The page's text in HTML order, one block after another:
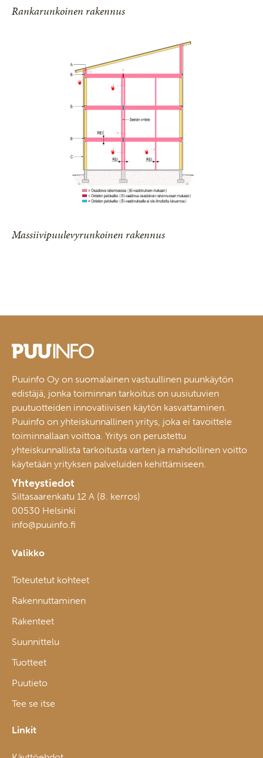
Rankarunkoinen rakennus
Massiivipuulevyrunkoinen rakennus
Puuinfo Oy on suomalainen vastuullinen puunkäytön
edistäjä, jonka toiminnan tarkoitus on uusiutuvien
puutuotteiden innovatiivisen käytön kasvattaminen.
Puuinfo on yhteiskunnallinen yritys, joka ei tavoittele
toiminnallaan voittoa. Yritys on perustettu
yhteiskunnallista tarkoitusta varten ja mahdollinen voitto
käytetään yrityksen palveluiden kehittämiseen.
Yhteystiedot
Siltasaarenkatu 12 A (8. kerros)
00530 Helsinki
info@puuinfo.fi
Valikko
Toteutetut kohteet
Rakennuttaminen
Rakenteet
Suunnittelu
Tuotteet
Puutieto
Tee se itse
Linkit